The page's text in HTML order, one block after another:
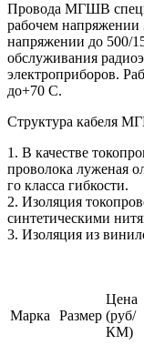
Провода МГШВ
рабочем
напряжении до 500/
обслуживания
электроприборов.
до+70 С.
Структура кабеля
1. В качестве
проволока луженая
го класса гибкости.
2. Изоляция
синтетическими
3. Изоляция из
Марка Размер
Цена
(руб/
КМ)